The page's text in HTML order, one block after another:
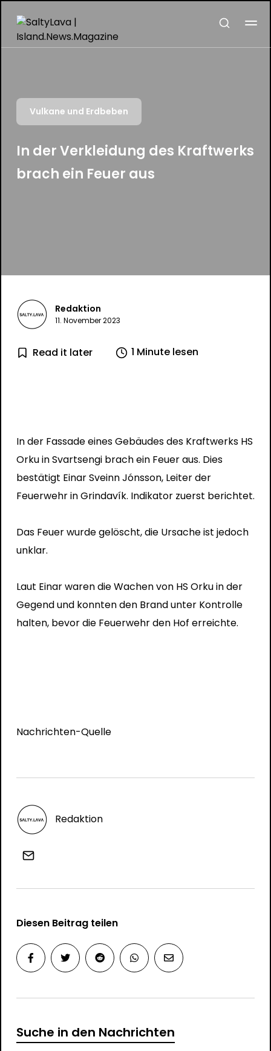
Vulkane und Erdbeben
In der Verkleidung des Kraftwerks
brach ein Feuer aus
Redaktion
11. November 2023
Read it later 1 Minute lesen
In der Fassade eines Gebäudes des Kraftwerks HS
Orku in Svartsengi brach ein Feuer aus. Dies
bestätigt Einar Sveinn Jónsson, Leiter der
Feuerwehr in Grindavík. Indikatorzuerst berichtet.
Das Feuer wurde gelöscht, die Ursache ist jedoch
unklar.
Laut Einar waren die Wachen von HS Orku in der
Gegend und konnten den Brand unter Kontrolle
halten, bevor die Feuerwehr den Hof erreichte.
Nachrichten-Quelle
Redaktion
Diesen Beitrag teilen
Suche in den Nachrichten